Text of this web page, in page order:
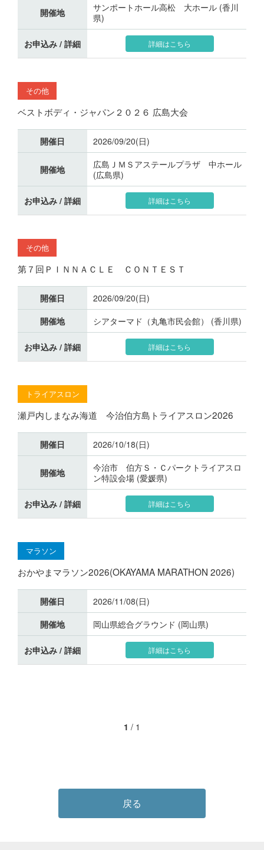
開催地
サンポートホール高松 大ホール (香川
県)
お申込み / 詳細 詳細はこちら
その他
ベストボディ・ジャパン２０２６ 広島大会
開催日 2026/09/20(日)
開催地
広島ＪＭＳアステールプラザ 中ホール
(広島県)
お申込み / 詳細 詳細はこちら
その他
第７回ＰＩＮＮＡＣＬＥ ＣＯＮＴＥＳＴ
開催日
2026/09/20(日)
開催地
シアターマド（丸亀市民会館） (香川県)
お申込み / 詳細 詳細はこちら
トライアスロン
瀬戸内しまなみ海道 今治伯方島トライアスロン2026
開催日 2026/10/18(日)
開催地
今治市 伯方Ｓ・Ｃパークトライアスロ
ン特設会場 (愛媛県)
お申込み / 詳細 詳細はこちら
マラソン
おかやまマラソン2026(OKAYAMA MARATHON 2026)
開催日
2026/11/08(日)
開催地
岡山県総合グラウンド (岡山県)
お申込み / 詳細 詳細はこちら
1 / 1
戻る